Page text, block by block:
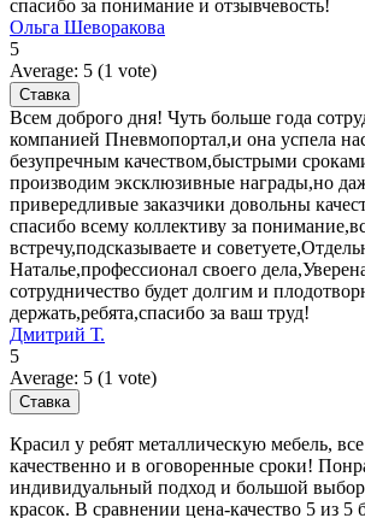
спасибо за понимание и отзывчевость!
Ольга Шеворакова
5
Average: 5 (1 vote)
Всем доброго дня! Чуть больше года
компанией Пневмопортал,и она успела
безупречным качеством,быстрыми
производим эксклюзивные награды,но
привередливые заказчики довольны
спасибо всему коллективу за
встречу,подсказываете и
Наталье,профессионал своего
сотрудничество будет долгим и
держать,ребята,спасибо за ваш труд!
Дмитрий Т.
5
Average: 5 (1 vote)
Красил у ребят металлическую мебель,
качественно и в оговоренные сроки!
индивидуальный подход и большой выбор
красок. В сравнении цена-качество 5 из